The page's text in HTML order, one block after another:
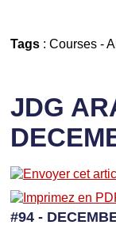
Tags: Courses-
JDG
#94 -